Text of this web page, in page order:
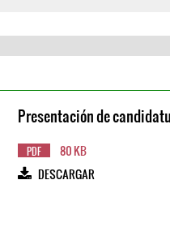
Presentación de
PDF
80 KB
DESCARGAR